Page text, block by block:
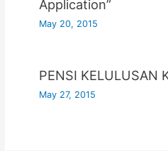
Application”
May 20, 2015
PENSI KELULUSAN
May 27, 2015